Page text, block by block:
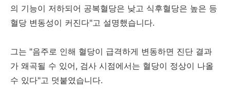
의 기능이 저하되어 공복혈당은 낮고 식후혈당은 높은 등
혈당 변동성이 커진다"고 설명했습니다.
그는 "음주로 인해 혈당이 급격하게 변동하면 진단 결과
가 왜곡될 수 있어, 검사 시점에서는 혈당이 정상이 나올
수 있다"고 덧붙였습니다.